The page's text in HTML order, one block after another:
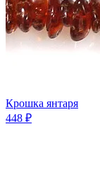
Крошка янтаря
448 ₽